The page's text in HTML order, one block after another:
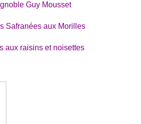
Guy Mousset
Safranées aux Morilles
aux raisins et noisettes